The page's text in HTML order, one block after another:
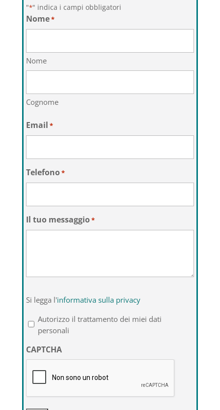
"*" indica i campi obbligatori
Nome*
Nome
Cognome
Email *
Telefono*
Il tuo messaggio*
legga
l'informativa
sulla
privacy
*
Si legga l'informativa sulla privacy
Autorizzo il trattamento dei miei dati
personali
CAPTCHA